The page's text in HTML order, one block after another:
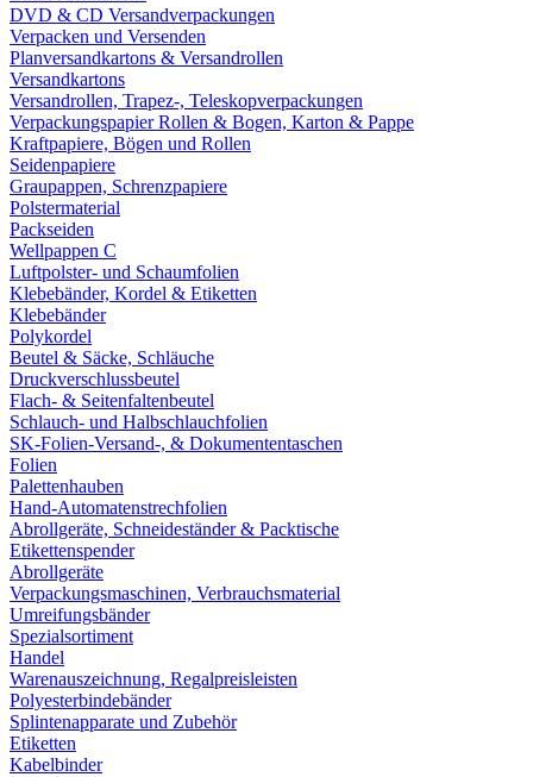
DVD & CD Versandverpackungen
Verpacken und Versenden
Planversandkartons & Versandrollen
Versandkartons
Versandrollen, Trapez-, Teleskopverpackungen
Verpackungspapier Rollen & Bogen, Karton & Pappe
Kraftpapiere, Bögen und Rollen
Seidenpapiere
Graupappen, Schrenzpapiere
Polstermaterial
Packseiden
Wellpappen C
Luftpolster- und Schaumfolien
Klebebänder, Kordel & Etiketten
Klebebänder
Polykordel
Beutel & Säcke, Schläuche
Druckverschlussbeutel
Flach- & Seitenfaltenbeutel
Schlauch- und Halbschlauchfolien
SK-Folien-Versand-, & Dokumententaschen
Folien
Palettenhauben
Hand-Automatenstrechfolien
Abrollgeräte, Schneideständer & Packtische
Etikettenspender
Abrollgeräte
Verpackungsmaschinen, Verbrauchsmaterial
Umreifungsbänder
Spezialsortiment
Handel
Warenauszeichnung, Regalpreisleisten
Polyesterbindebänder
Splintenapparate und Zubehör
Etiketten
Kabelbinder